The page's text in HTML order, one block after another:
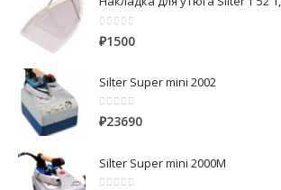
0из 5
₽1500
Silter Super mini 2002
0из 5
₽23690
Silter Super mini 2000M